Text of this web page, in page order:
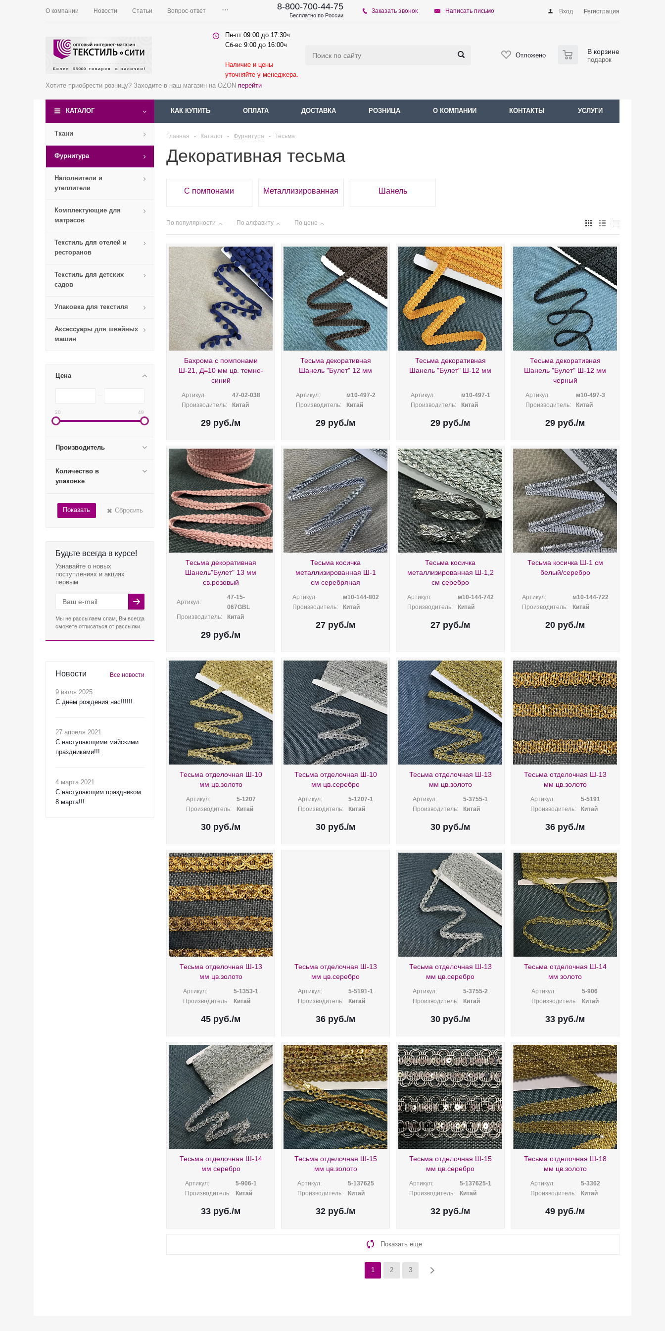
О компании Новости Статьи Вопрос-ответ ... 8-800-700-44-75
Бесплатно по России
Заказать звонок Написать письмо Вход Регистрация
Пн-пт 09:00 до 17:30ч
Сб-вс 9:00 до 16:00ч
Наличие и цены
уточняйте у менеджера.
Отложено В корзине
подарок
Хотите приобрести розницу? Заходите в наш магазин на OZON перейти
КАТАЛОГ КАК КУПИТЬ ОПЛАТА ДОСТАВКА РОЗНИЦА О КОМПАНИИ КОНТАКТЫ УСЛУГИ
Ткани
Фурнитура
Наполнители и
утеплители
Комплектующие для
матрасов
Текстиль для отелей и
ресторанов
Текстиль для детских
садов
Упаковка для текстиля
Аксессуары для швейных
машин
Цена
20 49
Производитель
Количество в
упаковке
Сбросить
Будьте всегда в курсе!
Узнавайте о новых
поступлениях и акциях
первым
Мы не рассылаем спам, Вы всегда
сможете отписаться от рассылки.
Новости Все новости
9 июля 2025
С днем рождения нас!!!!!!
27 апреля 2021
C наступающими майскими
праздниками!!!
4 марта 2021
C наступающим праздником
8 марта!!!
Главная - Каталог - Фурнитура - Тесьма
Декоративная тесьма
С помпонами Металлизированная Шанель
По популярности По алфавиту По цене
Бахрома с помпонами
Ш-21, Д=10 мм цв. темно-
синий
Артикул:
47-02-038
Производитель:
Китай
29 руб./м
Тесьма декоративная
Шанель "Булет" 12 мм
Артикул:
м10-497-2
Производитель:
Китай
29 руб./м
Тесьма декоративная
Шанель "Булет" Ш-12 мм
Артикул:
м10-497-1
Производитель:
Китай
29 руб./м
Тесьма декоративная
Шанель "Булет" Ш-12 мм
черный
Артикул:
м10-497-3
Производитель:
Китай
29 руб./м
Тесьма декоративная
Шанель"Булет" 13 мм
св.розовый
Артикул:
47-15-
067GВL
Производитель:
Китай
29 руб./м
Тесьма косичка
металлизированная Ш-1
см серебряная
Артикул:
м10-144-802
Производитель:
Китай
27 руб./м
Тесьма косичка
металлизированная Ш-1,2
см серебро
Артикул:
м10-144-742
Производитель:
Китай
27 руб./м
Тесьма косичка Ш-1 см
белый/серебро
Артикул:
м10-144-722
Производитель:
Китай
20 руб./м
Тесьма отделочная Ш-10
мм цв.золото
Артикул:
5-1207
Производитель:
Китай
30 руб./м
Тесьма отделочная Ш-10
мм цв.серебро
Артикул:
5-1207-1
Производитель:
Китай
30 руб./м
Тесьма отделочная Ш-13
мм цв.золото
Артикул:
5-3755-1
Производитель:
Китай
30 руб./м
Тесьма отделочная Ш-13
мм цв.золото
Артикул:
5-5191
Производитель:
Китай
36 руб./м
Тесьма отделочная Ш-13
мм цв.золото
Артикул:
5-1353-1
Производитель:
Китай
45 руб./м
Тесьма отделочная Ш-13
мм цв.серебро
Артикул:
5-5191-1
Производитель:
Китай
36 руб./м
Тесьма отделочная Ш-13
мм цв.серебро
Артикул:
5-3755-2
Производитель:
Китай
30 руб./м
Тесьма отделочная Ш-14
мм золото
Артикул:
5-906
Производитель:
Китай
33 руб./м
Тесьма отделочная Ш-14
мм серебро
Артикул:
5-906-1
Производитель:
Китай
33 руб./м
Тесьма отделочная Ш-15
мм цв.золото
Артикул:
5-137625
Производитель:
Китай
32 руб./м
Тесьма отделочная Ш-15
мм цв.серебро
Артикул:
5-137625-1
Производитель:
Китай
32 руб./м
Тесьма отделочная Ш-18
мм цв.золото
Артикул:
5-3362
Производитель:
Китай
49 руб./м
Показать еще
1 2 3